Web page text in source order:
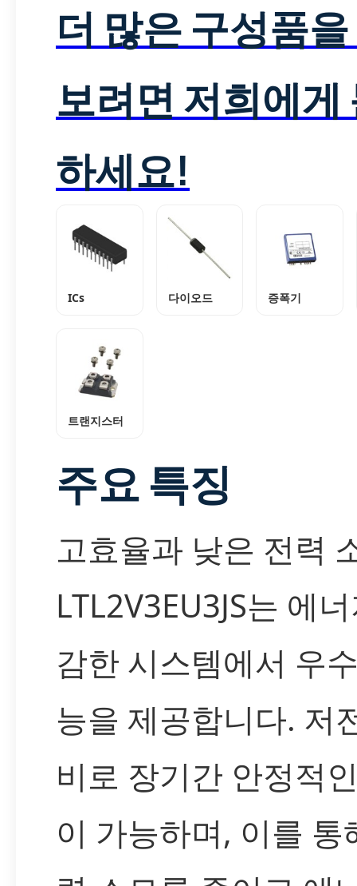
더 많은 구성품
보려면 저희에게
하세요!
ICs 다이오드 증폭기
트랜지스터
주요 특징
고효율과 낮은 전력
LTL2V3EU3JS는 에
감한 시스템에서 우
능을 제공합니다. 저
비로 장기간 안정적
이 가능하며, 이를 통